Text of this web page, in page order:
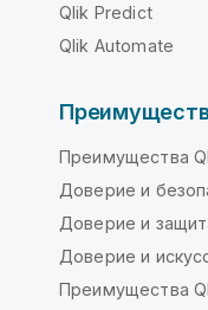
Qlik Predict
Qlik Automate
Преимущества
Доверие и
Доверие и
Доверие и
Преимущества